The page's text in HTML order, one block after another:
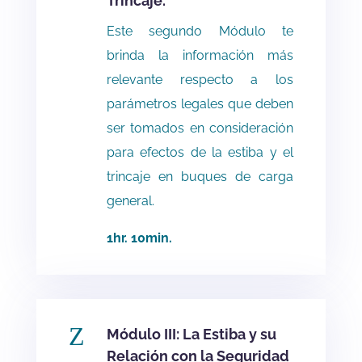
Este segundo Módulo te
brinda la información más
relevante respecto a los
parámetros legales que deben
ser tomados en consideración
para efectos de la estiba y el
trincaje en buques de carga
general.
1hr. 10min.
Z
Módulo III: La Estiba y su
Relación con la Seguridad